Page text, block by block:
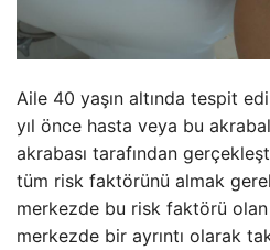
Aile 40 yaşın altında tespit
yıl önce hasta veya bu
akrabası tarafından
tüm risk faktörünü almak
merkezde bu risk faktörü
merkezde bir ayrıntı olarak